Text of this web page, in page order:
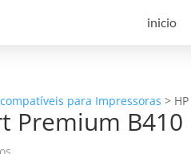
inicio
para Impressoras >
Premium B410